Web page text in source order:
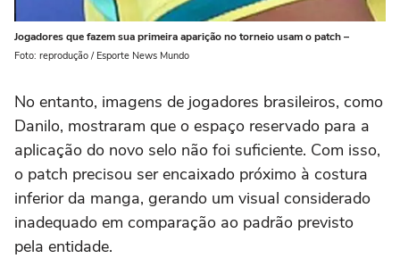
Jogadores que fazem sua primeira aparição no torneio usam o patch –
Foto: reprodução / Esporte News Mundo
No entanto, imagens de jogadores brasileiros, como
Danilo, mostraram que o espaço reservado para a
aplicação do novo selo não foi suficiente. Com isso,
o patch precisou ser encaixado próximo à costura
inferior da manga, gerando um visual considerado
inadequado em comparação ao padrão previsto
pela entidade.